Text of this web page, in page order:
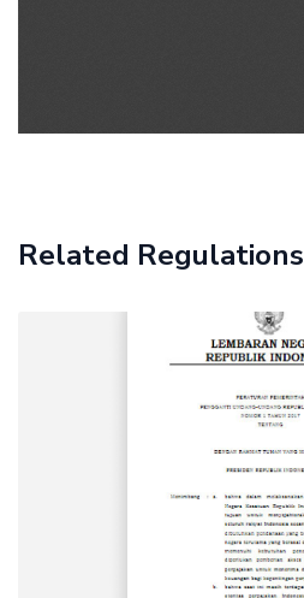
Related Regulations